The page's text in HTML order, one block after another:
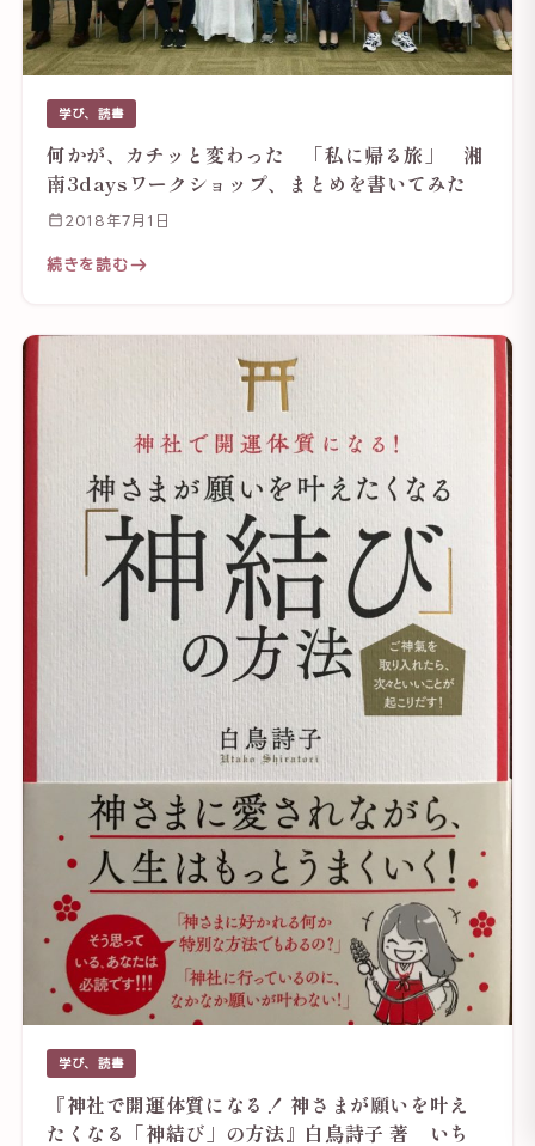
学び、読書
何かが、カチッと変わった 「私に帰る旅」 湘
南3daysワークショップ、まとめを書いてみた
2018年7月1日
続きを読む
学び、読書
『神社で開運体質になる！ 神さまが願いを叶え
たくなる「神結び」の方法』白鳥詩子 著 いち